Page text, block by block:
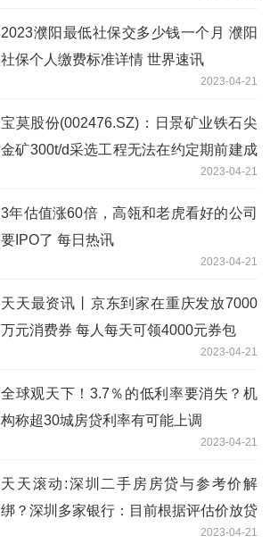
2023濮阳最低社保交多少钱一个月 濮阳
社保个人缴费标准详情 世界速讯
2023-04-21
宝莫股份(002476.SZ)：日景矿业铁石尖
金矿300t/d采选工程无法在约定期前建成
2023-04-21
3年估值涨60倍，高瓴和老虎看好的公司
要IPO了 每日热讯
2023-04-21
天天最资讯丨京东到家在重庆发放7000
万元消费券 每人每天可领4000元券包
2023-04-21
全球观天下！3.7％的低利率要消失？机
构称超30城房贷利率有可能上调
2023-04-21
天天滚动:深圳二手房房贷与参考价解
绑？深圳多家银行：目前根据评估价放贷
2023-04-21